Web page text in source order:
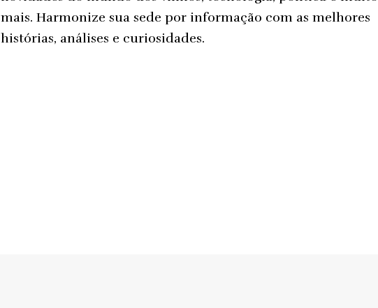
mais. Harmonize sua sede por informação com as melhores
histórias, análises e curiosidades.